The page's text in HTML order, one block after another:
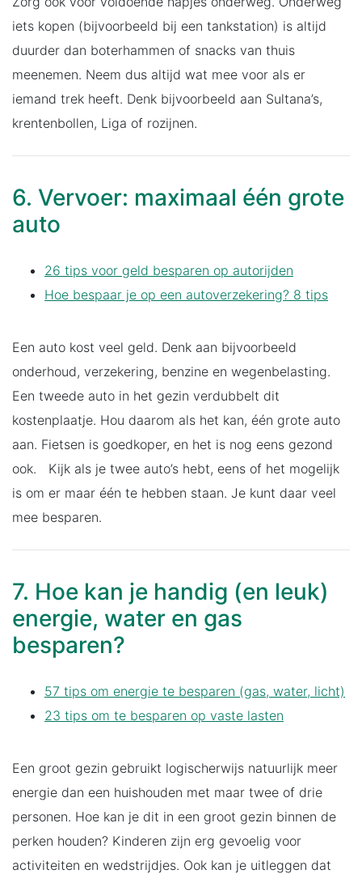
iets kopen (bijvoorbeeld bij een tankstation) is altijd
duurder dan boterhammen of snacks van thuis
meenemen. Neem dus altijd wat mee voor als er
iemand trek heeft. Denk bijvoorbeeld aan Sultana’s,
krentenbollen, Liga of rozijnen.
6. Vervoer: maximaal één grote
auto
26 tips voor geld besparen op autorijden
Hoe bespaar je op een autoverzekering? 8 tips
Een auto kost veel geld. Denk aan bijvoorbeeld
onderhoud, verzekering, benzine en wegenbelasting.
Een tweede auto in het gezin verdubbelt dit
kostenplaatje. Hou daarom als het kan, één grote auto
aan. Fietsen is goedkoper, en het is nog eens gezond
ook. Kijk als je twee auto’s hebt, eens of het mogelijk
is om er maar één te hebben staan. Je kunt daar veel
mee besparen.
7. Hoe kan je handig (en leuk)
energie, water en gas
besparen?
57 tips om energie te besparen (gas, water, licht)
23 tips om te besparen op vaste lasten
Een groot gezin gebruikt logischerwijs natuurlijk meer
energie dan een huishouden met maar twee of drie
personen. Hoe kan je dit in een groot gezin binnen de
perken houden? Kinderen zijn erg gevoelig voor
activiteiten en wedstrijdjes. Ook kan je uitleggen dat